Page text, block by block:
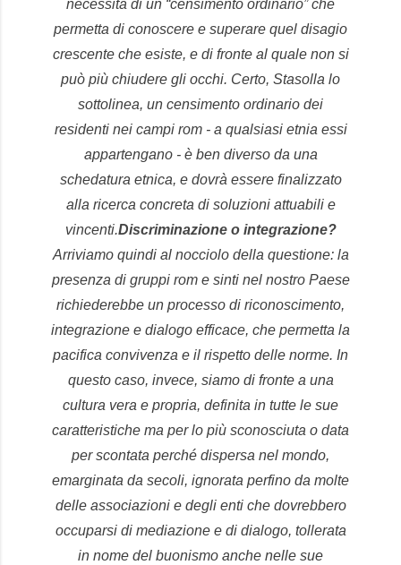
necessità di un “censimento ordinario” che
permetta di conoscere e superare quel disagio
crescente che esiste, e di fronte al quale non si
può più chiudere gli occhi. Certo, Stasolla lo
sottolinea, un censimento ordinario dei
residenti nei campi rom - a qualsiasi etnia essi
appartengano - è ben diverso da una
schedatura etnica, e dovrà essere finalizzato
alla ricerca concreta di soluzioni attuabili e
vincenti.Discriminazione o integrazione?
Arriviamo quindi al nocciolo della questione: la
presenza di gruppi rom e sinti nel nostro Paese
richiederebbe un processo di riconoscimento,
integrazione e dialogo efficace, che permetta la
pacifica convivenza e il rispetto delle norme. In
questo caso, invece, siamo di fronte a una
cultura vera e propria, definita in tutte le sue
caratteristiche ma per lo più sconosciuta o data
per scontata perché dispersa nel mondo,
emarginata da secoli, ignorata perfino da molte
delle associazioni e degli enti che dovrebbero
occuparsi di mediazione e di dialogo, tollerata
in nome del buonismo anche nelle sue